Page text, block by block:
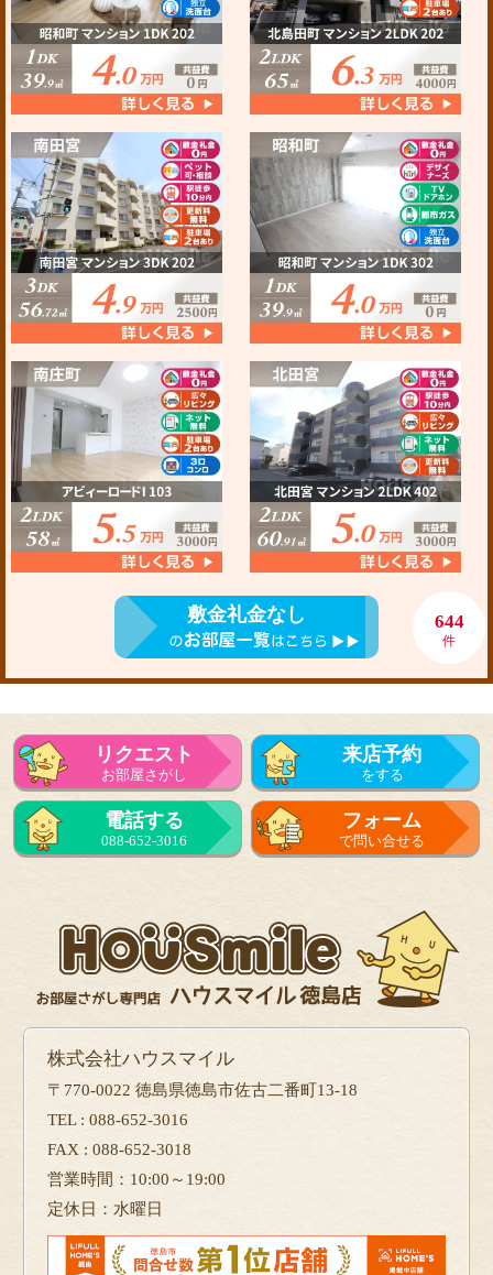
敷金礼金なし 644
件
リクエスト
お部屋さがし
来店予約
をする
電話する
088-652-3016
フォーム
で問い合せる
株式会社ハウスマイル
〒770-0022 徳島県徳島市佐古二番町13-18
TEL : 088-652-3016
FAX : 088-652-3018
営業時間：10:00～19:00
定休日：水曜日